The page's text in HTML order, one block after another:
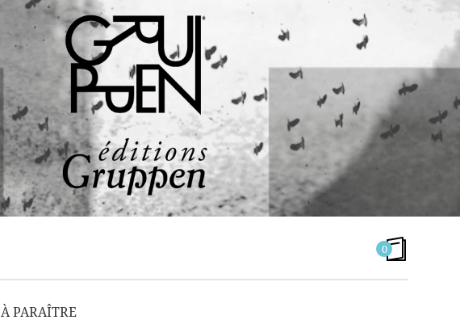
0
À PARAÎTRE